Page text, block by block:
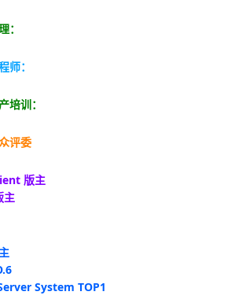
：
师：
培训：
评委
版主
主
System TOP1